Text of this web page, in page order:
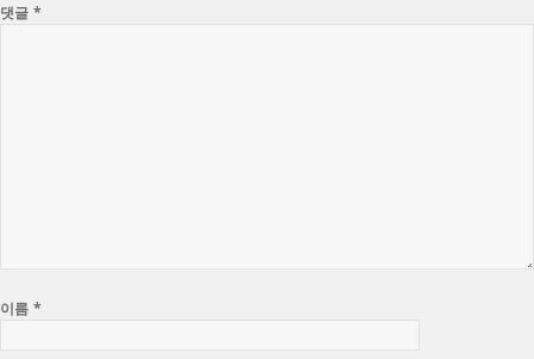
댓글*
이름*